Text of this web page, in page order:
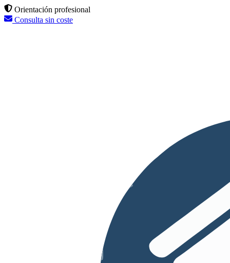
Orientación profesional
Consulta sin coste